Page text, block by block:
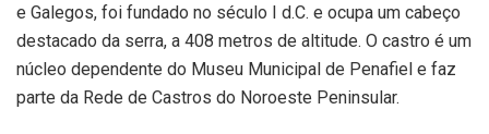
e Galegos, foi fundado no século I d.C. e ocupa um cabeço
destacado da serra, a 408 metros de altitude. O castro é um
núcleo dependente do Museu Municipal de Penafiel e faz
parte da Rede de Castros do Noroeste Peninsular.